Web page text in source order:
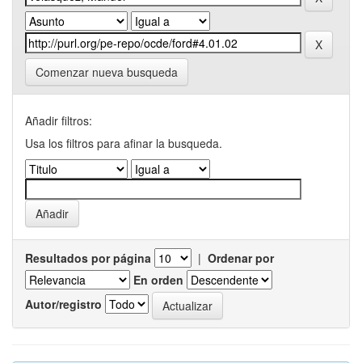
Comenzar nueva busqueda
Añadir filtros:
Usa los filtros para afinar la busqueda.
Resultados por página | Ordenar por
En orden
Autor/registro